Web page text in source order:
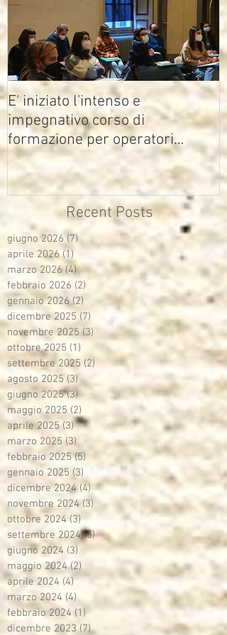
E' iniziato l'intenso e
impegnativo corso di
formazione per operatori
multimediali Avisco
Recent Posts
giugno 2026 (7)7 post
aprile 2026 (1)
marzo 2026 (4)4 post
febbraio 2026 (2)
gennaio 2026 (2) 2 post
dicembre 2025 (7) 7 post
novembre 2025 (3) 3 post
ottobre 2025 (1) 1 post
settembre 2025 (2)2 post
agosto 2025 (3) 3 post
giugno 2025 (3)3 post
maggio 2025 (2) 2 post
aprile 2025 (3)3 post
marzo 2025 (3)3 post
febbraio 2025 (5)5 post
gennaio 2025 (3)
dicembre 2024 (4)4 post
novembre 2024 (3) 3 post
ottobre 2024 (3)3 post
settembre 2024 (5)5 post
giugno 2024 (3) 3 post
maggio 2024 (2)2 post
aprile 2024 (4)4 post
marzo 2024 (4)4 post
febbraio 2024 (1)1 post
dicembre 2023 (7)7 post